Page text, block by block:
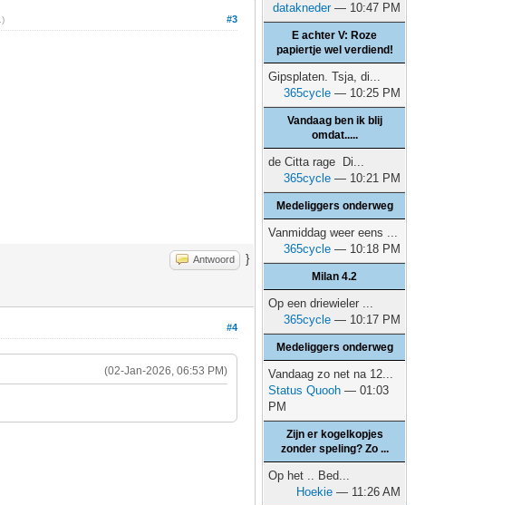
#3
.)
Antwoord }
#4
(02-Jan-2026, 06:53 PM)
datakneder— 10:47 PM
E achter V: Roze
papiertje wel verdiend!
Gipsplaten. Tsja, di...
365cycle — 10:25 PM
Vandaag ben ik blij
omdat.....
de Citta rage Di...
365cycle — 10:21 PM
Medeliggers onderweg
Vanmiddag weer eens ...
365cycle — 10:18 PM
Milan 4.2
Op een driewieler ...
365cycle — 10:17 PM
Medeliggers onderweg
Vandaag zo net na 12...
Status Quooh — 01:03
PM
Zijn er kogelkopjes
zonder speling? Zo ...
Op het .. Bed...
Hoekie — 11:26 AM